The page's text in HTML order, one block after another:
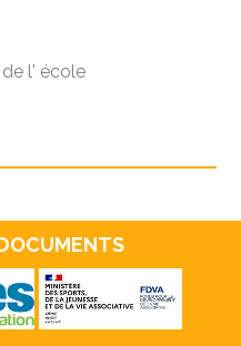
l' école